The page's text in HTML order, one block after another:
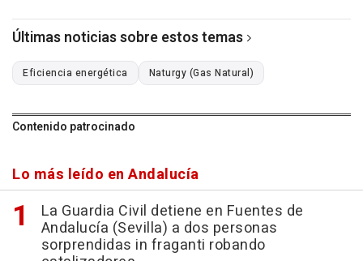
Últimas noticias sobre estos temas
Eficiencia energética Naturgy (Gas Natural)
Contenido patrocinado
Lo más leído en Andalucía
La Guardia Civil detiene en Fuentes de
Andalucía (Sevilla) a dos personas
sorprendidas in fraganti robando